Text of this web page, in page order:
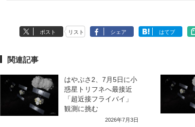
ポスト リスト シェア はてブ
関連記事
はやぶさ2、7月5日に小
惑星トリフネへ最接近
「超近接フライバイ」
観測に挑む
2026年7月3日